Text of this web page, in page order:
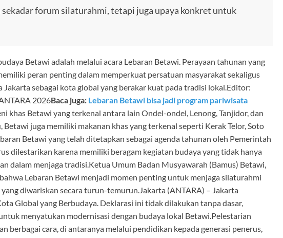
forum silaturahmi, tetapi juga upaya konkret untuk
Betawi adalah melalui acara Lebaran Betawi. Perayaan tahunan yang
peran penting dalam memperkuat persatuan masyarakat sekaligus
sebagai kota global yang berakar kuat pada tradisi lokal.Editor:
2026Baca juga: Lebaran Betawi bisa jadi program pariwisata
khas Betawi yang terkenal antara lain Ondel-ondel, Lenong, Tanjidor, dan
Betawi juga memiliki makanan khas yang terkenal seperti Kerak Telor, Soto
Betawi yang telah ditetapkan sebagai agenda tahunan oleh Pemerintah
dilestarikan karena memiliki beragam kegiatan budaya yang tidak hanya
dalam menjaga tradisi.Ketua Umum Badan Musyawarah (Bamus) Betawi,
Lebaran Betawi menjadi momen penting untuk menjaga silaturahmi
diwariskan secara turun-temurun.Jakarta (ANTARA) – Jakarta
Global yang Berbudaya. Deklarasi ini tidak dilakukan tanpa dasar,
menyatukan modernisasi dengan budaya lokal Betawi.Pelestarian
berbagai cara, di antaranya melalui pendidikan kepada generasi penerus,